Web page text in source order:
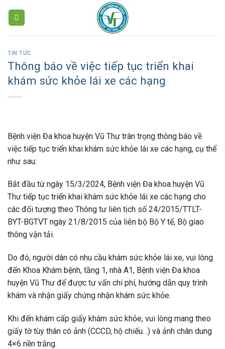
TIN TỨC
Thông báo về việc tiếp tục triển khai
khám sức khỏe lái xe các hạng
Bệnh viện Đa khoa huyện Vũ Thư trân trọng thông báo về
việc tiếp tục triển khai khám sức khỏe lái xe các hạng, cụ thể
như sau:
Bắt đầu từ ngày 15/3/2024, Bệnh viện Đa khoa huyện Vũ
Thư tiếp tục triển khai khám sức khỏe lái xe các hạng cho
các đối tượng theo Thông tư liên tịch số 24/2015/TTLT-
BYT-BGTVT ngày 21/8/2015 của liên bộ Bộ Y tế, Bộ giao
thông vận tải.
Do đó, người dân có nhu cầu khám sức khỏe lái xe, vui lòng
đến Khoa Khám bệnh, tầng 1, nhà A1, Bệnh viện Đa khoa
huyện Vũ Thư để được tư vấn chi phí, hướng dẫn quy trình
khám và nhận giấy chứng nhận khám sức khỏe.
Khi đến khám cấp giấy khám sức khỏe, vui lòng mang theo
giấy tờ tùy thân có ảnh (CCCD, hộ chiếu…) và ảnh chân dung
4×6 nền trắng.